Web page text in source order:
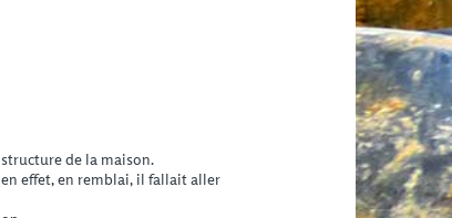
de la maison.
effet, en remblai, il fallait aller